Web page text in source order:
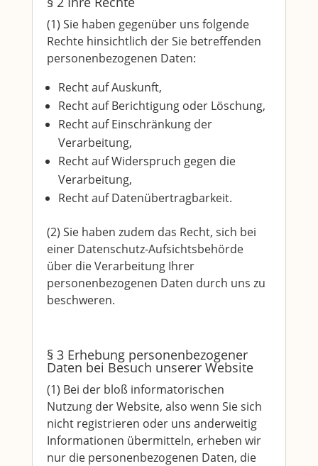
(1) Sie haben gegenüber uns folgende
Rechte hinsichtlich der Sie betreffenden
personenbezogenen Daten:
Recht auf Auskunft,
Recht auf Berichtigung oder Löschung,
Recht auf Einschränkung der
Verarbeitung,
Recht auf Widerspruch gegen die
Verarbeitung,
Recht auf Datenübertragbarkeit.
(2) Sie haben zudem das Recht, sich bei
einer Datenschutz-Aufsichtsbehörde
über die Verarbeitung Ihrer
personenbezogenen Daten durch uns zu
beschweren.
§ 3 Erhebung personenbezogener
Daten bei Besuch unserer Website
(1) Bei der bloß informatorischen
Nutzung der Website, also wenn Sie sich
nicht registrieren oder uns anderweitig
Informationen übermitteln, erheben wir
nur die personenbezogenen Daten, die